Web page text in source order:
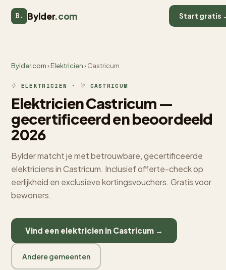
B. Bylder.com Start gratis
Bylder.com›Elektricien› Castricum
ELEKTRICIEN · CASTRICUM
Elektricien Castricum —
gecertificeerd en beoordeeld
2026
Bylder matcht je met betrouwbare, gecertificeerde
elektriciens in Castricum. Inclusief offerte-check op
eerlijkheid en exclusieve kortingsvouchers. Gratis voor
bewoners.
Vind een elektricien in Castricum →
Andere gemeenten